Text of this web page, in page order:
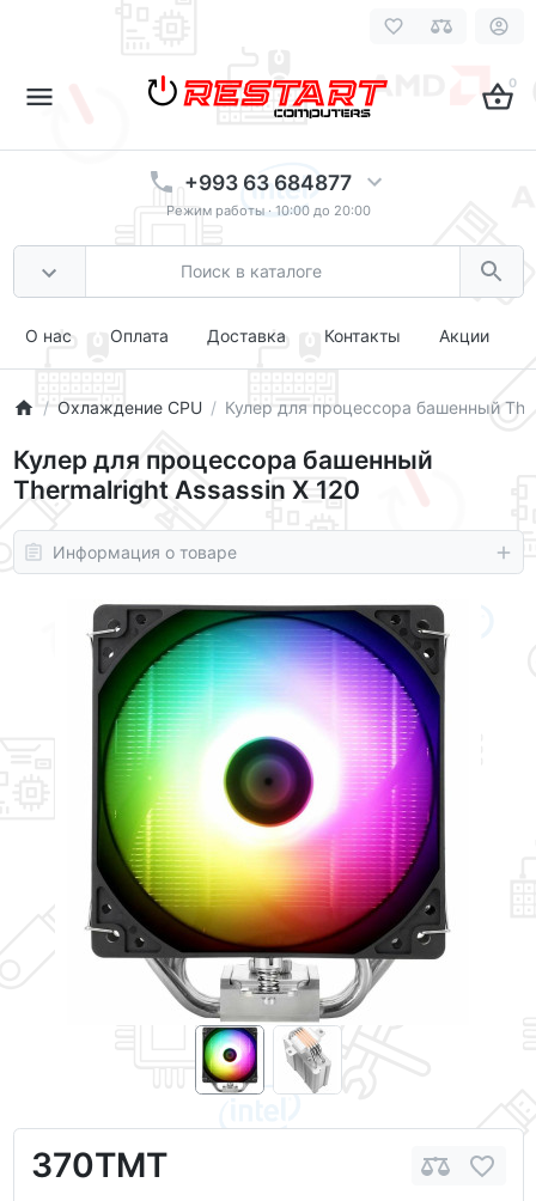
0
+993 63 684877
Режим работы · 10:00 до 20:00
О нас Оплата Доставка Контакты Акции
Охлаждение CPU Кулер для процессора башенный
Кулер для процессора башенный
Thermalright Assassin X 120
Информация о товаре
370ТМТ